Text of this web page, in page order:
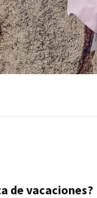
de vacaciones?